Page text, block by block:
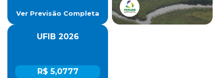
Ver Previsão Completa
UFIB 2026
R$ 5,0777